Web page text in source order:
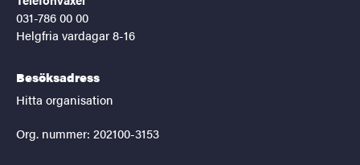
031-786 00 00
Helgfria vardagar 8-16
Besöksadress
Hitta organisation
Org. nummer: 202100-3153